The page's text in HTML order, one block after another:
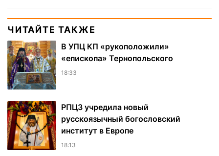
ЧИТАЙТЕ ТАКЖЕ
В УПЦ КП «рукоположили»
«епископа» Тернопольского
18:33
РПЦЗ учредила новый
русскоязычный богословский
институт в Европе
18:13